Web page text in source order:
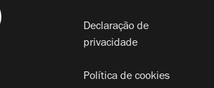
Declaração de
privacidade
Política de cookies